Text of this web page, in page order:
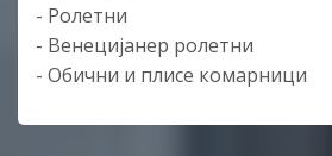
- Ролетни
- Венецијанер ролетни
- Обични и плисе комарници